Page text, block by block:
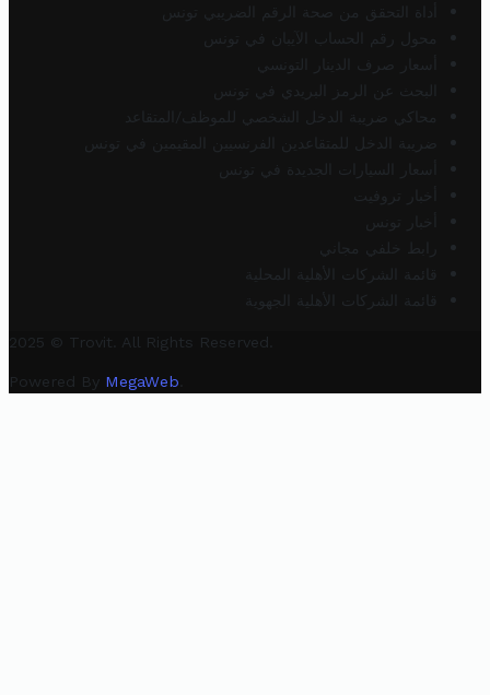
أداة التحقق من صحة الرقم الضريبي تونس
محول رقم الحساب الآيبان في تونس
أسعار صرف الدينار التونسي
البحث عن الرمز البريدي في تونس
محاكي ضريبة الدخل الشخصي للموظف/المتقاعد
ضريبة الدخل للمتقاعدين الفرنسيين المقيمين في تونس
أسعار السيارات الجديدة في تونس
أخبار تروفيت
أخبار تونس
رابط خلفي مجاني
قائمة الشركات الأهلية المحلية
قائمة الشركات الأهلية الجهوية
2025 © Trovit. All Rights Reserved.
Powered By MegaWeb